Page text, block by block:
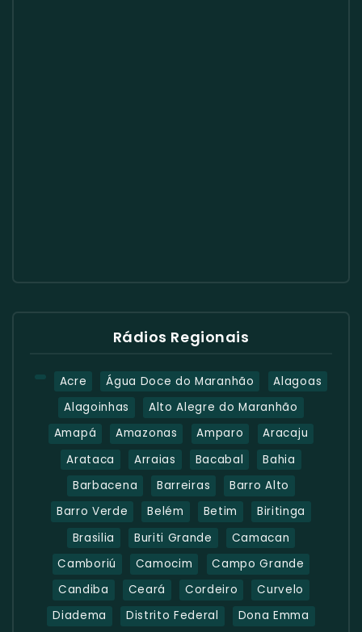
Rádios Regionais
Acre Água Doce do Maranhão
Alagoas
Alagoinhas
Alto Alegre do Maranhão
Amapá
Amazonas Amparo
Aracaju
Arataca
Arraias Bacabal
Bahia
Barbacena
Barreiras
Barro Alto
Barro Verde
Belém Betim
Biritinga
Brasilia
Buriti Grande
Camacan
Camboriú
Camocim
Campo Grande
Candiba
Ceará Cordeiro
Curvelo
Diadema
Distrito Federal Dona Emma